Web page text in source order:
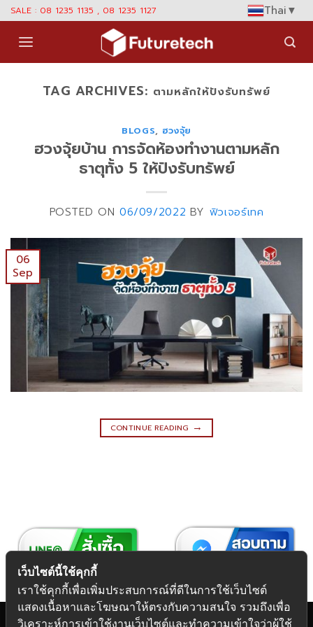
Skip
content
SALE : 08 1235 1135 , 08 1235 1127 Thai▼
TAG ARCHIVES: ตามหลักให้ปังรับทรัพย์
BLOGS, ฮวงจุ้ย
ฮวงจุ้ยบ้าน การจัดห้องทำงานตามหลัก
ธาตุทั้ง 5 ให้ปังรับทรัพย์
POSTED ON 06/09/2022 BY ฟิวเจอร์เทค
06
Sep
CONTINUE READING →
เว็บไซต์นี้ใช้คุกกี้
เราใช้คุกกี้เพื่อเพิ่มประสบการณ์ที่ดีในการใช้เว็บไซต์
แสดงเนื้อหาและโฆษณาให้ตรงกับความสนใจ รวมถึงเพื่อ
วิเคราะห์การเข้าใช้งานเว็บไซต์และทำความเข้าใจว่าผู้ใช้